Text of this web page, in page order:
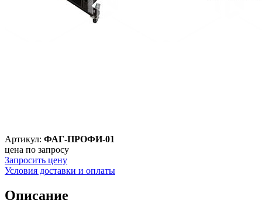
Артикул: ФАГ-ПРОФИ-01
цена по запросу
Запросить цену
Условия доставки и оплаты
Описание